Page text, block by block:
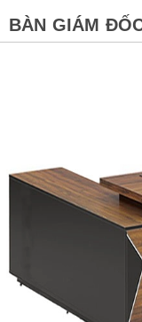
BÀN GIÁM